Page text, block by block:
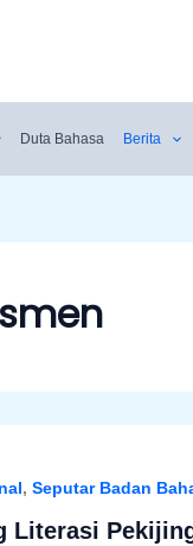
Duta Bahasa Berita
, Seputar Badan
Literasi